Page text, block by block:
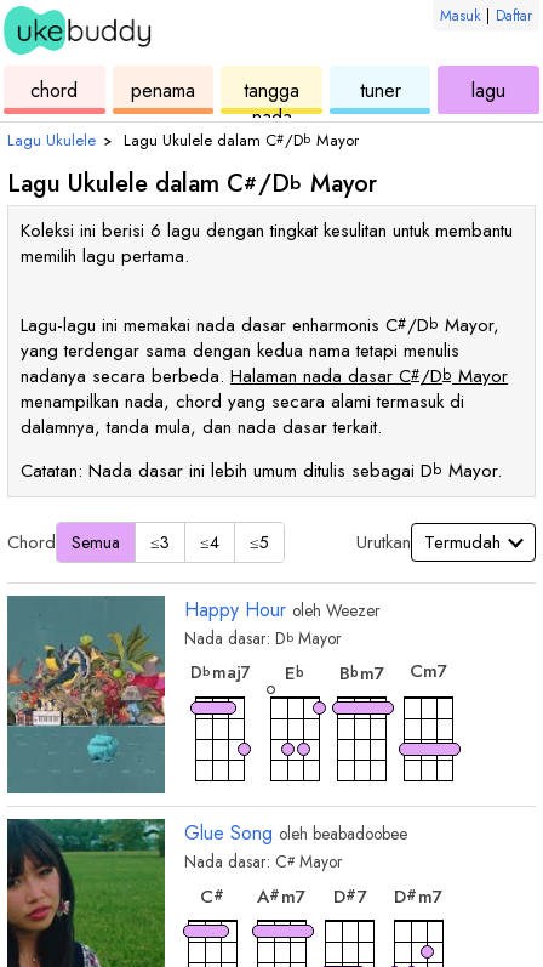
Masuk | Daftar
chord
ukulele
penama
chord
tangga
nada
ukulele
tuner
ukulele
lagu
Lagu Ukulele › Lagu Ukulele dalam C#/Db Mayor
Lagu Ukulele dalam C#/Db Mayor
Koleksi ini berisi 6 lagu dengan tingkat kesulitan untuk membantu
memilih lagu pertama.
Lagu-lagu ini memakai nada dasar enharmonis C#/Db Mayor,
yang terdengar sama dengan kedua nama tetapi menulis
nadanya secara berbeda. Halaman nada dasar C#/Db Mayor
menampilkan nada, chord yang secara alami termasuk di
dalamnya, tanda mula, dan nada dasar terkait.
Catatan: Nada dasar ini lebih umum ditulis sebagai Db Mayor.
Chord Semua ≤3 ≤4 ≤5 Urutkan
Happy Hour oleh Weezer
Nada dasar: Db Mayor
Dbmaj7
chord
Eb
chord
Bbm7
Cm7
Glue Song oleh beabadoobee
Nada dasar: C# Mayor
C#
chord
A#m7
chord
D#7
D#m7